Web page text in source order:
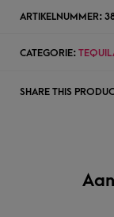
ARTIKELNUMMER:
CATEGORIE:
SHARE THIS